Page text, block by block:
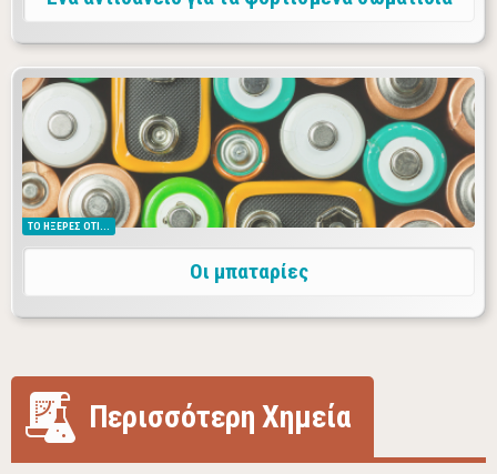
Καθημερινά όλοι μας χρησιμοποιούμε μπαταρίες, από το
τηλεκοντρόλ της τηλεόρασης μέχρι το ρολόι μας, το κινητό
μας τηλέφωνο και το αυτοκίνητο. Τι είναι όμως οι
μπαταρίες, πως λειτουργούν και ποια είναι η ιστορία τους;
ΤΟ ΗΞΕΡΕΣ ΟΤΙ...
Οι μπαταρίες
Περισσότερη Χημεία